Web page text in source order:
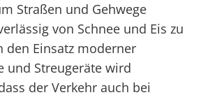
Straßen und Gehwege
von Schnee und Eis zu
den Einsatz moderner
und Streugeräte wird
der Verkehr auch bei